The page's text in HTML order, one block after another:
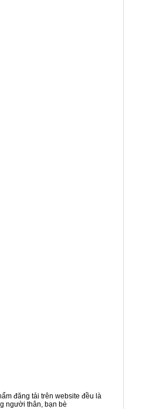
đăng tải trên website đều là
người thân, bạn bè